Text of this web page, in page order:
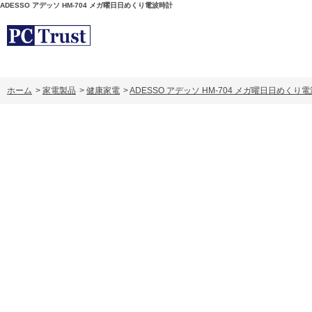
ADESSO アデッソ HM-704 メガ曜日日めくり電波時計
ホーム > 家電製品 > 健康家電 >ADESSO アデッソ HM-704 メガ曜日日めくり電